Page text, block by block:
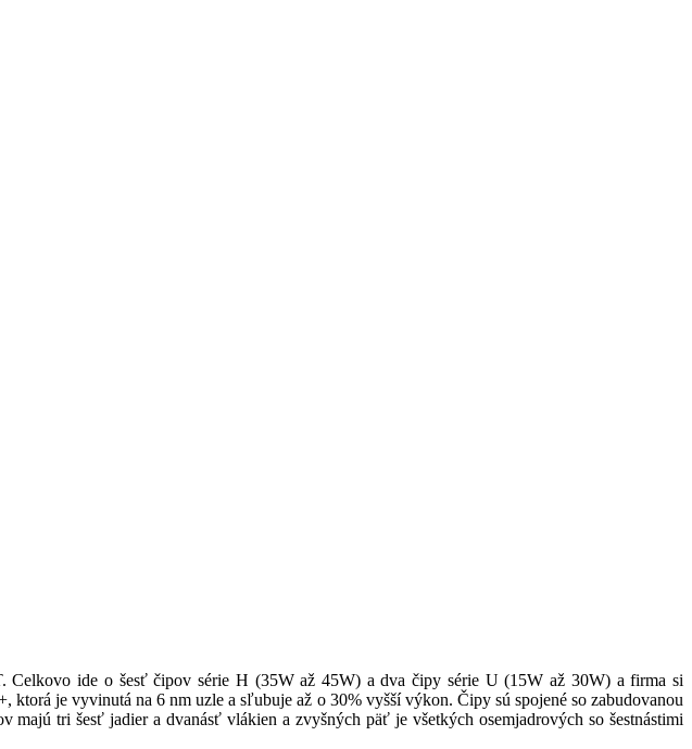
ide o šesť čipov série H (35W až 45W) a dva čipy série U (15W až 30W) a firma si
je vyvinutá na 6 nm uzle a sľubuje až o 30% vyšší výkon. Čipy sú spojené so zabudovanou
tri šesť jadier a dvanásť vlákien a zvyšných päť je všetkých osemjadrových so šestnástimi